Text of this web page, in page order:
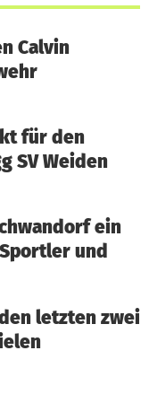
Calvin
für den
SV Weiden
ein
und
letzten zwei